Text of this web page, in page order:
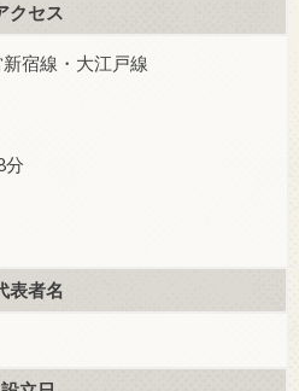
クセス
宿線・大江戸線
分
表者名